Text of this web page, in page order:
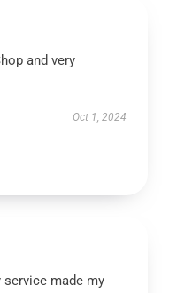
and very
Oct 1, 2024
made my